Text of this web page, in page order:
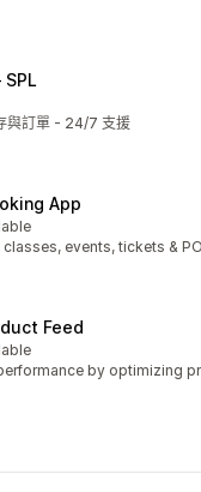
與訂單 - 24/7 支援
App
events, tickets &
Feed
by optimizing